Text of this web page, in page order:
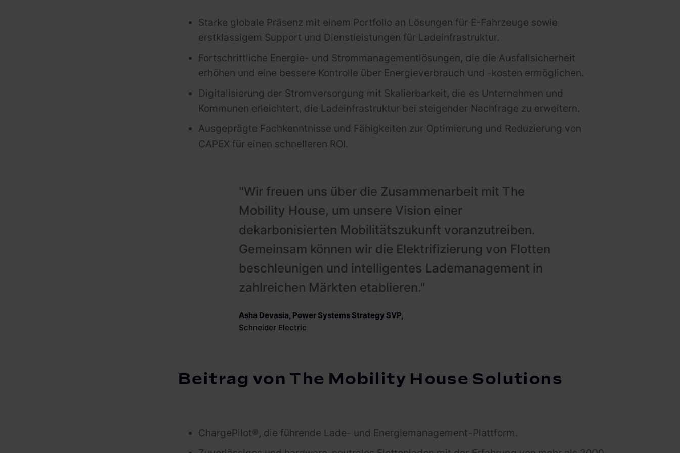
Starke globale Präsenz mit einem Portfolio an Lösungen für E-Fahrzeuge sowie
erstklassigem Support und Dienstleistungen für Ladeinfrastruktur.
Fortschrittliche Energie- und Strommanagementlösungen, die die Ausfallsicherheit
erhöhen und eine bessere Kontrolle über Energieverbrauch und -kosten ermöglichen.
Digitalisierung der Stromversorgung mit Skalierbarkeit, die es Unternehmen und
Kommunen erleichtert, die Ladeinfrastruktur bei steigender Nachfrage zu erweitern.
Ausgeprägte Fachkenntnisse und Fähigkeiten zur Optimierung und Reduzierung von
CAPEX für einen schnelleren ROI.
"Wir freuen uns über die Zusammenarbeit mit The
Mobility House, um unsere Vision einer
dekarbonisierten Mobilitätszukunft voranzutreiben.
Gemeinsam können wir die Elektrifizierung von Flotten
beschleunigen und intelligentes Lademanagement in
zahlreichen Märkten etablieren."
Asha Devasia, Power Systems Strategy SVP,
Schneider Electric
Beitrag von The Mobility House Solutions
ChargePilot®, die führende Lade- und Energiemanagement-Plattform.